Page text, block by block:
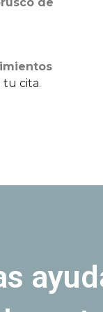
tu cita.